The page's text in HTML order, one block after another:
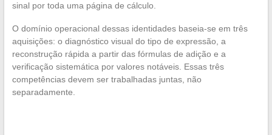
sinal por toda uma página de cálculo.
O domínio operacional dessas identidades baseia-se em três
aquisições: o diagnóstico visual do tipo de expressão, a
reconstrução rápida a partir das fórmulas de adição e a
verificação sistemática por valores notáveis. Essas três
competências devem ser trabalhadas juntas, não
separadamente.